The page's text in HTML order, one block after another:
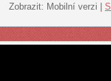
Zobrazit: Mobilní verzi